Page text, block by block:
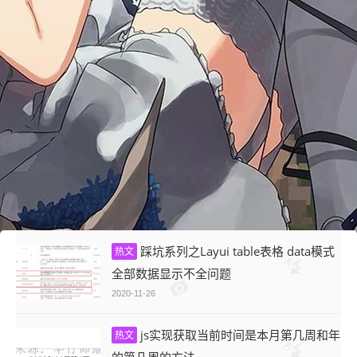
热文 踩坑系列之Layui table表格 data模式
全部数据显示不全问题
2020-11-26
热文 js实现获取当前时间是本月第几周和年